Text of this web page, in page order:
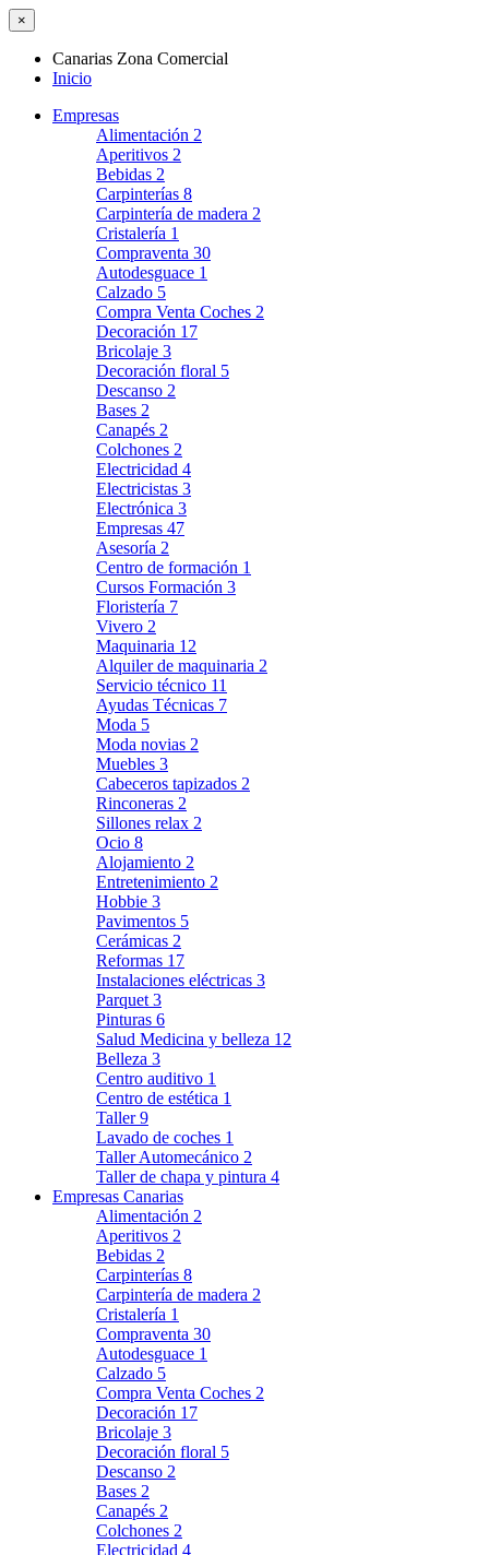
×
Canarias Zona Comercial
Inicio
Empresas
Alimentación 2
Aperitivos 2
Bebidas 2
Carpinterías 8
Carpintería de madera 2
Cristalería 1
Compraventa 30
Autodesguace 1
Calzado 5
Compra Venta Coches 2
Decoración 17
Bricolaje 3
Decoración floral 5
Descanso 2
Bases 2
Canapés 2
Colchones 2
Electricidad 4
Electricistas 3
Electrónica 3
Empresas 47
Asesoría 2
Centro de formación 1
Cursos Formación 3
Floristería 7
Vivero 2
Maquinaria 12
Alquiler de maquinaria 2
Servicio técnico 11
Ayudas Técnicas 7
Moda 5
Moda novias 2
Muebles 3
Cabeceros tapizados 2
Rinconeras 2
Sillones relax 2
Ocio 8
Alojamiento 2
Entretenimiento 2
Hobbie 3
Pavimentos 5
Cerámicas 2
Reformas 17
Instalaciones eléctricas 3
Parquet 3
Pinturas 6
Salud Medicina y belleza 12
Belleza 3
Centro auditivo 1
Centro de estética 1
Taller9
Lavado de coches 1
Taller Automecánico 2
Taller de chapa y pintura 4
Empresas Canarias
Alimentación 2
Aperitivos 2
Bebidas 2
Carpinterías 8
Carpintería de madera 2
Cristalería 1
Compraventa 30
Autodesguace 1
Calzado 5
Compra Venta Coches 2
Decoración 17
Bricolaje 3
Decoración floral 5
Descanso 2
Bases 2
Canapés 2
Colchones 2
Electricidad 4